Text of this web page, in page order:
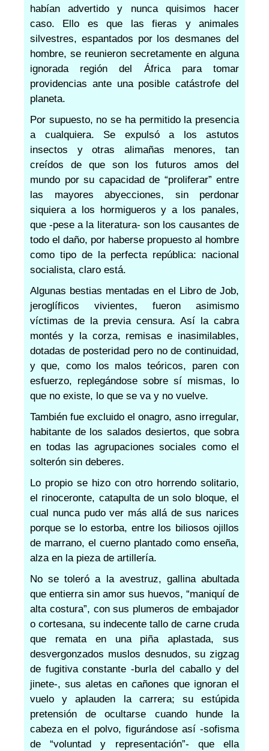
habían advertido y nunca quisimos hacer
caso. Ello es que las fieras y animales
silvestres, espantados por los desmanes del
hombre, se reunieron secretamente en alguna
ignorada región del África para tomar
providencias ante una posible catástrofe del
planeta.
Por supuesto, no se ha permitido la presencia
a cualquiera. Se expulsó a los astutos
insectos y otras alimañas menores, tan
creídos de que son los futuros amos del
mundo por su capacidad de “proliferar” entre
las mayores abyecciones, sin perdonar
siquiera a los hormigueros y a los panales,
que -pese a la literatura- son los causantes de
todo el daño, por haberse propuesto al hombre
como tipo de la perfecta república: nacional
socialista, claro está.
Algunas bestias mentadas en el Libro de Job,
jeroglíficos vivientes, fueron asimismo
víctimas de la previa censura. Así la cabra
montés y la corza, remisas e inasimilables,
dotadas de posteridad pero no de continuidad,
y que, como los malos teóricos, paren con
esfuerzo, replegándose sobre sí mismas, lo
que no existe, lo que se va y no vuelve.
También fue excluido el onagro, asno irregular,
habitante de los salados desiertos, que sobra
en todas las agrupaciones sociales como el
solterón sin deberes.
Lo propio se hizo con otro horrendo solitario,
el rinoceronte, catapulta de un solo bloque, el
cual nunca pudo ver más allá de sus narices
porque se lo estorba, entre los biliosos ojillos
de marrano, el cuerno plantado como enseña,
alza en la pieza de artillería.
No se toleró a la avestruz, gallina abultada
que entierra sin amor sus huevos, “maniquí de
alta costura”, con sus plumeros de embajador
o cortesana, su indecente tallo de carne cruda
que remata en una piña aplastada, sus
desvergonzados muslos desnudos, su zigzag
de fugitiva constante -burla del caballo y del
jinete-, sus aletas en cañones que ignoran el
vuelo y aplauden la carrera; su estúpida
pretensión de ocultarse cuando hunde la
cabeza en el polvo, figurándose así -sofisma
de “voluntad y representación”- que ella